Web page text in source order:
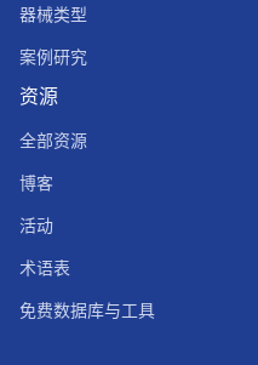
器械类型
案例研究
资源
全部资源
博客
活动
术语表
免费数据库与工具